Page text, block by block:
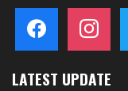
facebook instagram
LATEST UPDATE